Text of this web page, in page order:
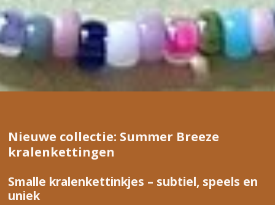
Nieuwe collectie: Summer Breeze
kralenkettingen
Smalle kralenkettinkjes – subtiel, speels en
uniek